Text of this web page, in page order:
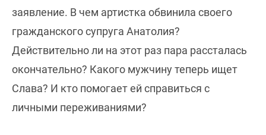
заявление. В чем артистка обвинила своего
гражданского супруга Анатолия?
Действительно ли на этот раз пара рассталась
окончательно? Какого мужчину теперь ищет
Слава? И кто помогает ей справиться с
личными переживаниями?